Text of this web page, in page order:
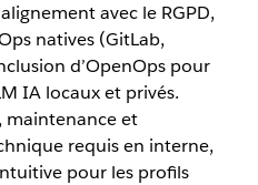
avec le RGPD,
natives (GitLab,
d’OpenOps pour
IA locaux et privés.
maintenance et
requis en interne,
pour les profils